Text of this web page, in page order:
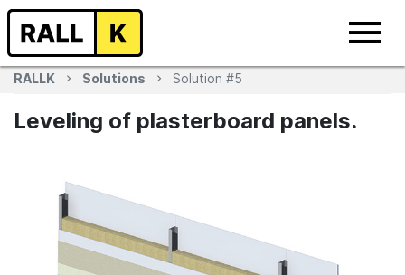
RALLK Solutions Solution #5
Leveling of plasterboard panels.